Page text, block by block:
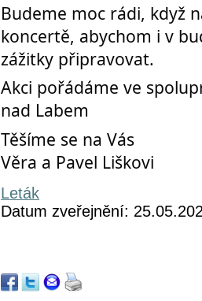
Budeme moc rádi, když
koncertě, abychom i v
zážitky připravovat.
Akci pořádáme ve
nad Labem
Těšíme se na Vás
Věra a Pavel Liškovi
Leták
Datum zveřejnění: